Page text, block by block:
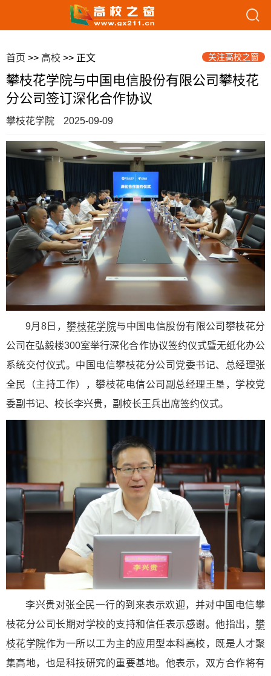
首页 >> 高校 >> 正文 关注高校之窗
攀枝花学院与中国电信股份有限公司攀枝花
分公司签订深化合作协议
攀枝花学院 2025-09-09
9月8日，攀枝花学院与中国电信股份有限公司攀枝花分
公司在弘毅楼300室举行深化合作协议签约仪式暨无纸化办公
系统交付仪式。中国电信攀枝花分公司党委书记、总经理张
全民（主持工作），攀枝花电信公司副总经理王垦，学校党
委副书记、校长李兴贵，副校长王兵出席签约仪式。
李兴贵对张全民一行的到来表示欢迎，并对中国电信攀
枝花分公司长期对学校的支持和信任表示感谢。他指出， 攀
枝花学院作为一所以工为主的应用型本科高校，既是人才聚
集高地，也是科技研究的重要基地。他表示，双方合作将有